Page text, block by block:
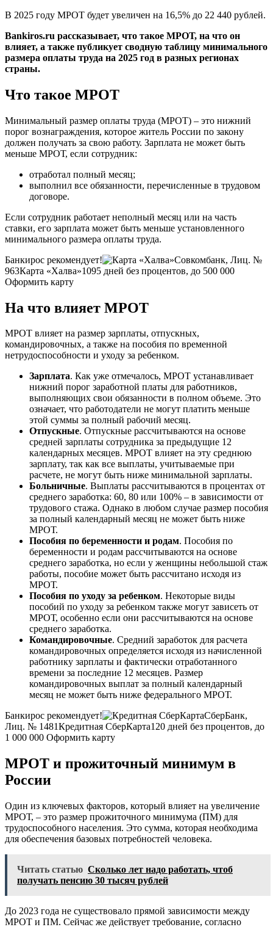
В 2025 году МРОТ будет увеличен на 16,5% до 22 440 рублей.
Bankiros.ru рассказывает, что такое МРОТ, на что он
влияет, а также публикует сводную таблицу минимального
размера оплаты труда на 2025 год в разных регионах
страны.
Что такое МРОТ
Минимальный размер оплаты труда (МРОТ) – это нижний
порог вознаграждения, которое житель России по закону
должен получать за свою работу. Зарплата не может быть
меньше МРОТ, если сотрудник:
отработал полный месяц;
выполнил все обязанности, перечисленные в трудовом
договоре.
Если сотрудник работает неполный месяц или на часть
ставки, его зарплата может быть меньше установленного
минимального размера оплаты труда.
Банкирос рекомендует!
Совкомбанк, Лиц. №
963Карта «Халва»1095 дней без процентов, до 500 000
Оформить карту
На что влияет МРОТ
МРОТ влияет на размер зарплаты, отпускных,
командировочных, а также на пособия по временной
нетрудоспособности и уходу за ребенком.
Зарплата. Как уже отмечалось, МРОТ устанавливает
нижний порог заработной платы для работников,
выполняющих свои обязанности в полном объеме. Это
означает, что работодатели не могут платить меньше
этой суммы за полный рабочий месяц.
Отпускные. Отпускные рассчитываются на основе
средней зарплаты сотрудника за предыдущие 12
календарных месяцев. МРОТ влияет на эту среднюю
зарплату, так как все выплаты, учитываемые при
расчете, не могут быть ниже минимальной зарплаты.
Больничные. Выплаты рассчитываются в процентах от
среднего заработка: 60, 80 или 100% – в зависимости от
трудового стажа. Однако в любом случае размер пособия
за полный календарный месяц не может быть ниже
МРОТ.
Пособия по беременности и родам. Пособия по
беременности и родам рассчитываются на основе
среднего заработка, но если у женщины небольшой стаж
работы, пособие может быть рассчитано исходя из
МРОТ.
Пособия по уходу за ребенком. Некоторые виды
пособий по уходу за ребенком также могут зависеть от
МРОТ, особенно если они рассчитываются на основе
среднего заработка.
Командировочные. Средний заработок для расчета
командировочных определяется исходя из начисленной
работнику зарплаты и фактически отработанного
времени за последние 12 месяцев. Размер
командировочных выплат за полный календарный
месяц не может быть ниже федерального МРОТ.
Банкирос рекомендует!
СберБанк,
Лиц. № 1481Кредитная СберКарта120 дней без процентов, до
1 000 000 Оформить карту
МРОТ и прожиточный минимум в
России
Один из ключевых факторов, который влияет на увеличение
МРОТ, – это размер прожиточного минимума (ПМ) для
трудоспособного населения. Это сумма, которая необходима
для обеспечения базовых потребностей человека.
Читать статью Сколько лет надо работать, чтоб
получать пенсию 30 тысяч рублей
До 2023 года не существовало прямой зависимости между
МРОТ и ПМ. Сейчас же действует требование, согласно